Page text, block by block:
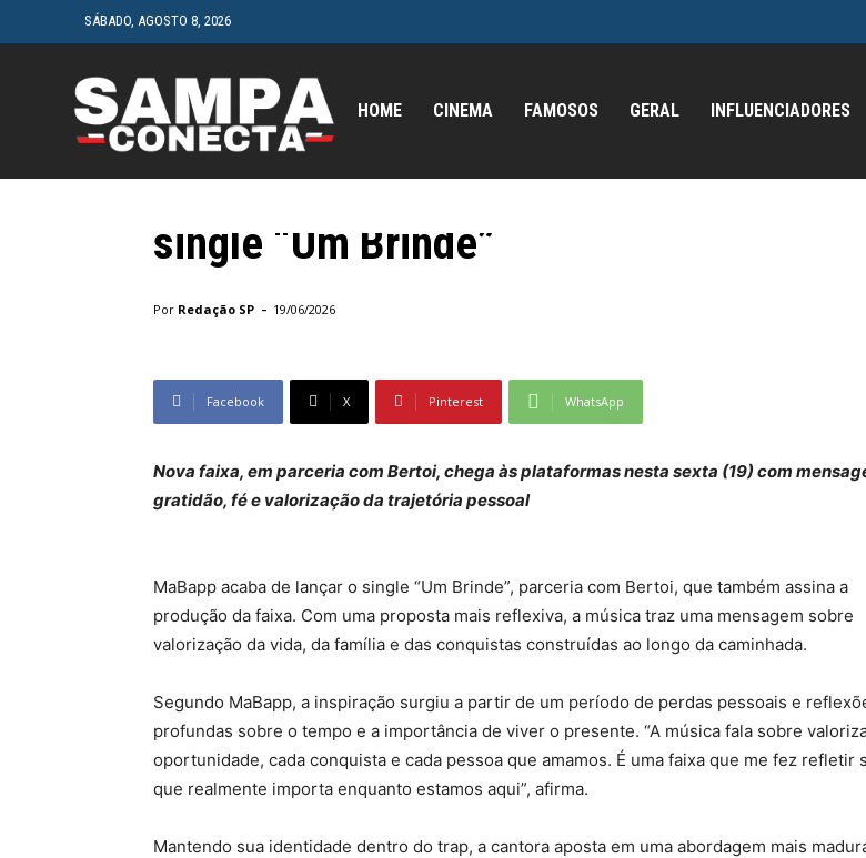
SÁBADO, AGOSTO 8, 2026
HOME CINEMA FAMOSOS GERAL INFLUENCIADORES
Música
MaBapp celebra a vida e a superação
single “Um Brinde”
Por Redação SP - 19/06/2026
Facebook X Pinterest WhatsApp
Nova faixa, em parceria com Bertoi, chega às plataformas nesta sexta (19) com
gratidão, fé e valorização da trajetória pessoal
MaBapp acaba de lançar o single “Um Brinde”, parceria com Bertoi, que também assina a
produção da faixa. Com uma proposta mais reflexiva, a música traz uma mensagem sobre
valorização da vida, da família e das conquistas construídas ao longo da caminhada.
Segundo MaBapp, a inspiração surgiu a partir de um período de perdas pessoais e
profundas sobre o tempo e a importância de viver o presente. “A música fala sobre
oportunidade, cada conquista e cada pessoa que amamos. É uma faixa que me fez refletir
que realmente importa enquanto estamos aqui”, afirma.
Mantendo sua identidade dentro do trap, a cantora aposta em uma abordagem mais